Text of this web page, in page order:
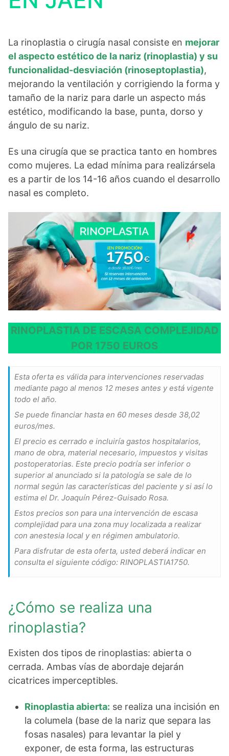
La rinoplastia o cirugía nasal consiste en mejorar
el aspecto estético de la nariz (rinoplastia) y su
funcionalidad-desviación (rinoseptoplastia),
mejorando la ventilación y corrigiendo la forma y
tamaño de la nariz para darle un aspecto más
estético, modificando la base, punta, dorso y
ángulo de su nariz.
Es una cirugía que se practica tanto en hombres
como mujeres. La edad mínima para realizársela
es a partir de los 14-16 años cuando el desarrollo
nasal es completo.
RINOPLASTIA DE ESCASA COMPLEJIDAD
POR 1750 EUROS
Esta oferta es válida para intervenciones reservadas
mediante pago al menos 12 meses antes y está vigente
todo el año.
Se puede financiar hasta en 60 meses desde 38,02
euros/mes.
El precio es cerrado e incluiría gastos hospitalarios,
mano de obra, material necesario, impuestos y visitas
postoperatorias. Este precio podría ser inferior o
superior al anunciado si la patología se sale de lo
normal según las características del paciente y si así lo
estima el Dr. Joaquín Pérez-Guisado Rosa.
Estos precios son para una intervención de escasa
complejidad para una zona muy localizada a realizar
con anestesia local y en régimen ambulatorio.
Para disfrutar de esta oferta, usted deberá indicar en
consulta el siguiente código: RINOPLASTIA1750.
¿Cómo se realiza una
rinoplastia?
Existen dos tipos de rinoplastias: abierta o
cerrada. Ambas vías de abordaje dejarán
cicatrices imperceptibles.
Rinoplastia abierta: se realiza una incisión en
la columela (base de la nariz que separa las
fosas nasales) para levantar la piel y
exponer, de esta forma, las estructuras